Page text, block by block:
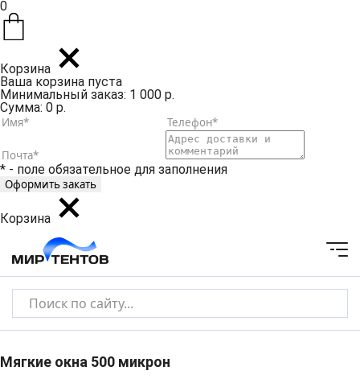
0
Корзина
Ваша корзина пуста
Минимальный заказ: 1 000 р.
Сумма: 0 р.
* - поле обязательное для заполнения
Корзина
Мягкие окна 500 микрон